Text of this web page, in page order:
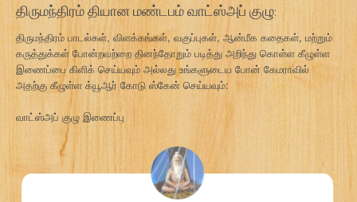
திருமந்திரம் தியான மண்டபம் வாட்ஸ்அப் குழு:
திருமந்திரம் பாடல்கள், விளக்கங்கள், வகுப்புகள், ஆன்மீக கதைகள், மற்றும்
கருத்துக்கள் போன்றவற்றை தினந்தோறும் படித்து அறிந்து கொள்ள கீழுள்ள
இணைப்பை கிளிக் செய்யவும் அல்லது உங்களுடைய போன் கேமராவில்
அதற்கு கீழுள்ள க்யூஆர் கோடு ஸ்கேன் செய்யவும்:
வாட்ஸ்அப் குழு இணைப்பு